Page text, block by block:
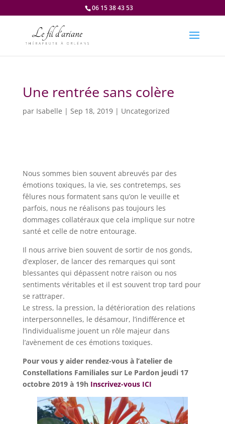
06 15 38 43 53
Une rentrée sans colère
par Isabelle | Sep 18, 2019| Uncategorized
Nous sommes bien souvent abreuvés par des
émotions toxiques, la vie, ses contretemps, ses
fêlures nous formatent sans qu’on le veuille et
parfois, nous ne réalisons pas toujours les
dommages collatéraux que cela implique sur notre
santé et celle de notre entourage.
Il nous arrive bien souvent de sortir de nos gonds,
d’exploser, de lancer des remarques qui sont
blessantes qui dépassent notre raison ou nos
sentiments véritables et il est souvent trop tard pour
se rattraper.
Le stress, la pression, la détérioration des relations
interpersonnelles, le désamour, l’indifférence et
l’individualisme jouent un rôle majeur dans
l’avènement de ces émotions toxiques.
Pour vous y aider rendez-vous à l’atelier de
Constellations Familiales sur Le Pardon jeudi 17
octobre 2019 à 19h Inscrivez-vous ICI